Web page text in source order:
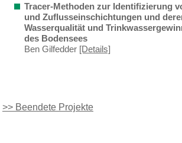
Tracer-Methoden zur Identifizierung
und Zuflusseinschichtungen und
Wasserqualität und
des Bodensees
Ben Gilfedder [Details]
>> Beendete Projekte